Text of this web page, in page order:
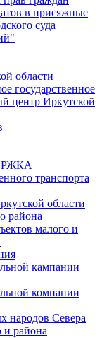
в присяжные
суда
области
государственное
центр Иркутской
транспорта
области
района
малого и
кампании
компании
народов Севера
и района